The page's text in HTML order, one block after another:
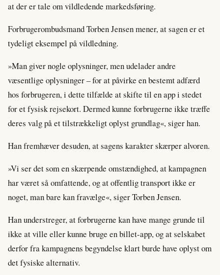
at der er tale om vildledende markedsføring.
Forbrugerombudsmand Torben Jensen mener, at sagen er et
tydeligt eksempel på vildledning.
»Man giver nogle oplysninger, men udelader andre
væsentlige oplysninger – for at påvirke en bestemt adfærd
hos forbrugeren, i dette tilfælde at skifte til en app i stedet
for et fysisk rejsekort. Dermed kunne forbrugerne ikke træffe
deres valg på et tilstrækkeligt oplyst grundlag«, siger han.
Han fremhæver desuden, at sagens karakter skærper alvoren.
»Vi ser det som en skærpende omstændighed, at kampagnen
har været så omfattende, og at offentlig transport ikke er
noget, man bare kan fravælge«, siger Torben Jensen.
Han understreger, at forbrugerne kan have mange grunde til
ikke at ville eller kunne bruge en billet-app, og at selskabet
derfor fra kampagnens begyndelse klart burde have oplyst om
det fysiske alternativ.